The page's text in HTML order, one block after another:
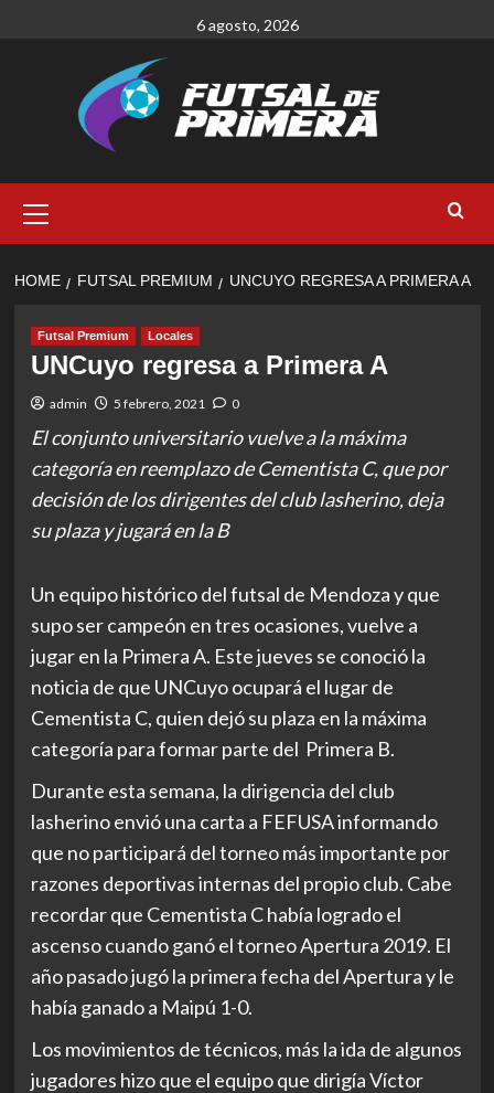
6 agosto, 2026
Menu
HOME FUTSAL PREMIUM UNCUYO REGRESA A PRIMERA A
Futsal Premium Locales
UNCuyo regresa a Primera A
admin 5 febrero, 2021 0
El conjunto universitario vuelve a la máxima
categoría en reemplazo de Cementista C, que por
decisión de los dirigentes del club lasherino, deja
su plaza y jugará en la B
Un equipo histórico del futsal de Mendoza y que
supo ser campeón en tres ocasiones, vuelve a
jugar en la Primera A. Este jueves se conoció la
noticia de que UNCuyo ocupará el lugar de
Cementista C, quien dejó su plaza en la máxima
categoría para formar parte del Primera B.
Durante esta semana, la dirigencia del club
lasherino envió una carta a FEFUSA informando
que no participará del torneo más importante por
razones deportivas internas del propio club. Cabe
recordar que Cementista C había logrado el
ascenso cuando ganó el torneo Apertura 2019. El
año pasado jugó la primera fecha del Apertura y le
había ganado a Maipú 1-0.
Los movimientos de técnicos, más la ida de algunos
jugadores hizo que el equipo que dirigía Víctor